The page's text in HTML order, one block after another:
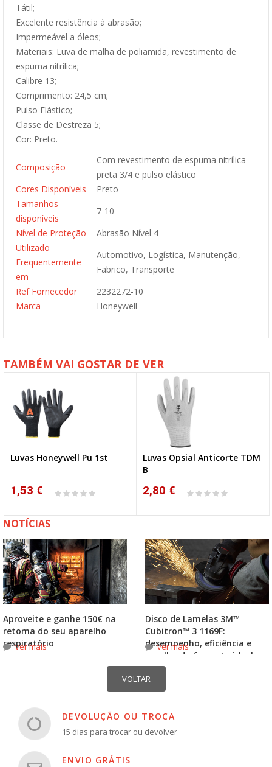
Tátil;
Excelente resistência à abrasão;
Impermeável a óleos;
Materiais: Luva de malha de poliamida, revestimento de
espuma nitrílica;
Calibre 13;
Comprimento: 24,5 cm;
Pulso Elástico;
Classe de Destreza 5;
Cor: Preto.
Composição
Com revestimento de espuma nitrílica
preta 3/4 e pulso elástico
Cores Disponíveis
Preto
Tamanhos
disponíveis
7-10
Nível de Proteção
Abrasão Nível 4
Utilizado
Frequentemente
em
Automotivo, Logística, Manutenção,
Fabrico, Transporte
Ref Fornecedor
2232272-10
Marca
Honeywell
TAMBÉM VAI GOSTAR DE VER
Luvas Honeywell Pu 1st
1,53 €
Luvas Opsial Anticorte TDM
B
2,80 €
NOTÍCIAS
Aproveite e ganhe 150€ na
retoma do seu aparelho
respiratório
ver mais
Disco de Lamelas 3M™
Cubitron™ 3 1169F:
desempenho, eficiência e
escolha do formato ideal
ver mais
DEVOLUÇÃO OU TROCA
15 dias para trocar ou devolver
ENVIO GRÁTIS